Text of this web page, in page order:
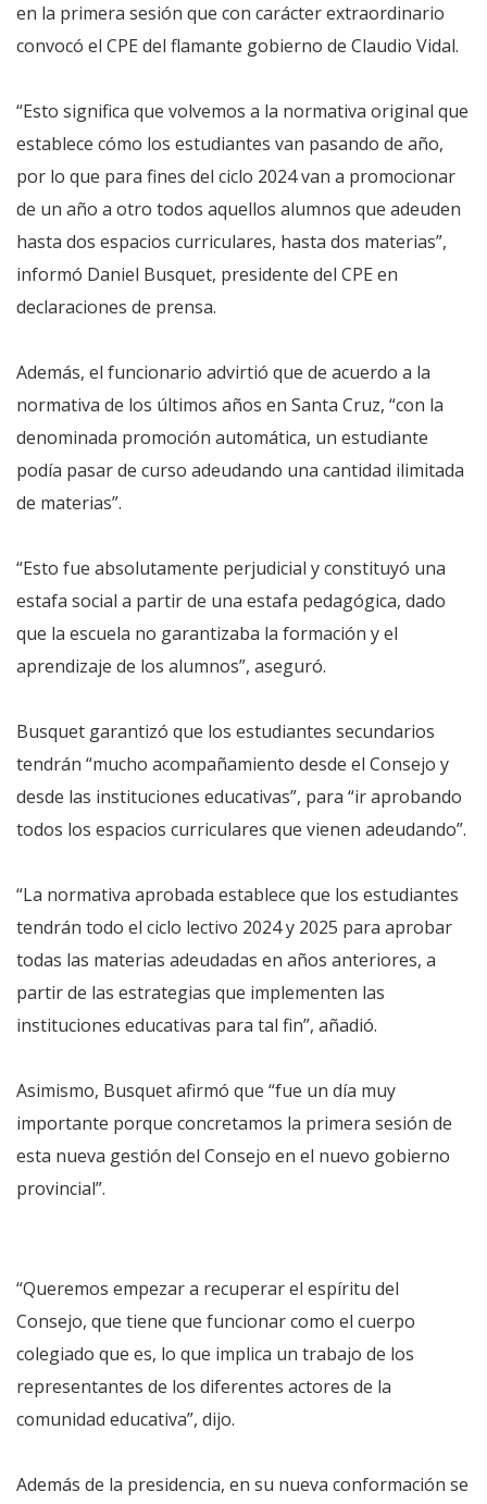
en la primera sesión que con carácter extraordinario
convocó el CPE del flamante gobierno de Claudio Vidal.
“Esto significa que volvemos a la normativa original que
establece cómo los estudiantes van pasando de año,
por lo que para fines del ciclo 2024 van a promocionar
de un año a otro todos aquellos alumnos que adeuden
hasta dos espacios curriculares, hasta dos materias”,
informó Daniel Busquet, presidente del CPE en
declaraciones de prensa.
Además, el funcionario advirtió que de acuerdo a la
normativa de los últimos años en Santa Cruz, “con la
denominada promoción automática, un estudiante
podía pasar de curso adeudando una cantidad ilimitada
de materias”.
“Esto fue absolutamente perjudicial y constituyó una
estafa social a partir de una estafa pedagógica, dado
que la escuela no garantizaba la formación y el
aprendizaje de los alumnos”, aseguró.
Busquet garantizó que los estudiantes secundarios
tendrán “mucho acompañamiento desde el Consejo y
desde las instituciones educativas”, para “ir aprobando
todos los espacios curriculares que vienen adeudando”.
“La normativa aprobada establece que los estudiantes
tendrán todo el ciclo lectivo 2024 y 2025 para aprobar
todas las materias adeudadas en años anteriores, a
partir de las estrategias que implementen las
instituciones educativas para tal fin”, añadió.
Asimismo, Busquet afirmó que “fue un día muy
importante porque concretamos la primera sesión de
esta nueva gestión del Consejo en el nuevo gobierno
provincial”.
“Queremos empezar a recuperar el espíritu del
Consejo, que tiene que funcionar como el cuerpo
colegiado que es, lo que implica un trabajo de los
representantes de los diferentes actores de la
comunidad educativa”, dijo.
Además de la presidencia, en su nueva conformación se